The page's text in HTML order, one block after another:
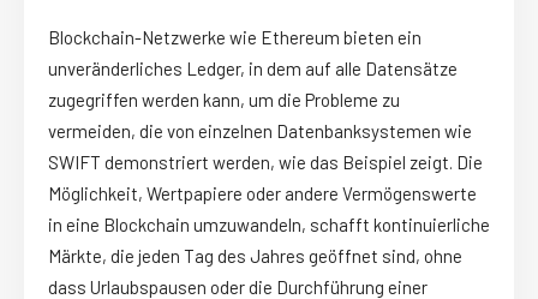
Blockchain-Netzwerke wie Ethereum bieten ein
unveränderliches Ledger, in dem auf alle Datensätze
zugegriffen werden kann, um die Probleme zu
vermeiden, die von einzelnen Datenbanksystemen wie
SWIFT demonstriert werden, wie das Beispiel zeigt. Die
Möglichkeit, Wertpapiere oder andere Vermögenswerte
in eine Blockchain umzuwandeln, schafft kontinuierliche
Märkte, die jeden Tag des Jahres geöffnet sind, ohne
dass Urlaubspausen oder die Durchführung einer